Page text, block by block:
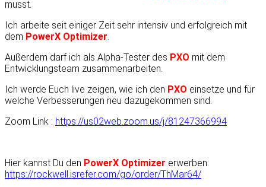
musst.
Ich arbeite seit einiger Zeit sehr intensiv und erfolgreich mit
dem PowerX Optimizer.
Außerdem darf ich als Alpha-Tester des PXO mit dem
Entwicklungsteam zusammenarbeiten.
Ich werde Euch live zeigen, wie ich den PXO einsetze und für
welche Verbesserungen neu dazugekommen sind.
Zoom Link : https://us02web.zoom.us/j/81247366994
Hier kannst Du den PowerX Optimizer erwerben:
https://rockwell.isrefer.com/go/order/ThMar64/